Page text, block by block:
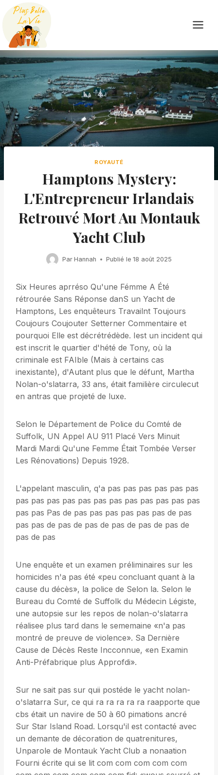
Skip
content
ROYAUTÉ
Hamptons Mystery:
L'Entrepreneur Irlandais
Retrouvé Mort Au Montauk
Yacht Club
Par Hannah Publié le 18 août 2025
Six Heures aprréso Qu'une Fémme A Été
rétrourée Sans Réponse danS un Yacht de
Hamptons, Les enquêteurs Travailnt Toujours
Coujours Coujouter Setterner Commentaire et
pourquoi Elle est décrétrédède. Iest un incident qui
est inscrit le quartier d'hété de Tony, où la
criminale est FAIble (Mais à certains cas
inexistante), d'Autant plus que le défunt, Martha
Nolan-o'slatarra, 33 ans, était familière circulecut
en antras que projeté de luxe.
Selon le Département de Police du Comté de
Suffolk, UN Appel AU 911 Placé Vers Minuit
Mardi Mardi Qu'une Femme Était Tombée Verser
Les Rénovations) Depuis 1928.
L'appelant masculin, q'a pas pas pas pas pas pas
pas pas pas pas pas pas pas pas pas pas pas pas
pas pas Pas de pas pas pas pas pas pas de pas
pas pas de pas de pas de pas de pas de pas de
pas de pas
Une enquête et un examen préliminaires sur les
homicides n'a pas été «peu concluant quant à la
cause du décès», la police de Selon la. Selon le
Bureau du Comté de Suffolk du Médecin Légiste,
une autopsie sur les repos de nolan-o'slatarra
réalisee plus tard dans le sememaine «n'a pas
montré de preuve de violence». Sa Dernière
Cause de Décès Reste Incconnue, «en Examin
Anti-Préfabrique plus Approfdi».
Sur ne sait pas sur quii postéde le yacht nolan-
o'slatarra Sur, ce qui ra ra ra ra ra raapporte que
cbs était un navire de 50 à 60 pimations ancré
Sur Star Island Road. Lorsqu'il est contacté avec
un demante de décoration de quatrenitures,
Unparole de Montauk Yacht Club a nonaation
Fourni écrite qui se lit com com com com com